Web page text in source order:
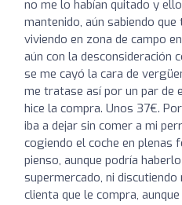
no me lo habían quitado y
mantenido, aún sabiendo
viviendo en zona de campo
aún con la desconsideración
se me cayó la cara de
me tratase así por un par de
hice la compra. Unos 37€.
iba a dejar sin comer a mi
cogiendo el coche en plenas
pienso, aunque podría
supermercado, ni discutiendo
clienta que le compra,